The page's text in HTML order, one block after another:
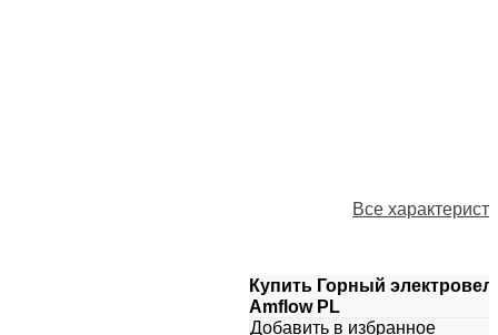
Все
Купить Горный
Amflow PL
Добавить в избранное